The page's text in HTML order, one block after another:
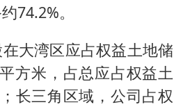
74.2%。
大湾区应占权益土地储
方米，占总应占权益土
长三角区域，公司占权